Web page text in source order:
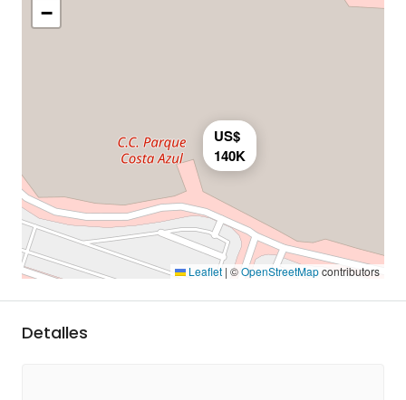
US$
140K
−
Leaflet | ©OpenStreetMapcontributors
Detalles